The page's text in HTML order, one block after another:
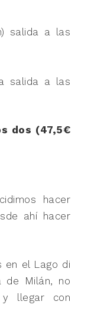
salida a las
salida a las
dos (47,5€
hacer
ahí hacer
en el Lago di
de Milán, no
llegar con